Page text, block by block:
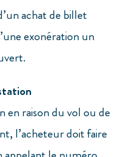
achat de billet
exonération un
en raison du vol ou de
l’acheteur doit faire